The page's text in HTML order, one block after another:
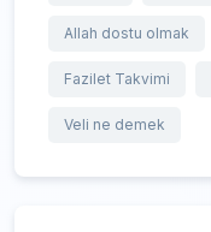
Allah dostu olmak
Fazilet Takvimi
Veli ne demek